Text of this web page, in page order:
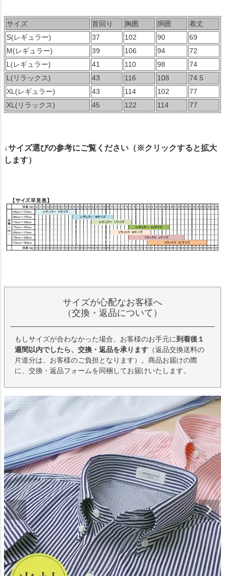
サイズ 首回り 胸囲 胴囲
着丈
S(レギュラー)
37 102 90
69
M(レギュラー)
39 106 94
72
L(レギュラー)
41 110 98
74
L(リラックス)
43 116 108
74.5
XL(レギュラー)
43 114 102
77
XL(リラックス)
45 122 114 77
↓サイズ選びの参考にご覧ください（※クリックすると拡大
します）
サイズが心配なお客様へ
（交換・返品について）
もしサイズが合わなかった場合、お客様のお手元に到着後１
週間以内でしたら、交換・返品を承ります （返品交換送料の
片道分は、お客様のご負担となります）。商品お届けの際
に、交換・返品フォームを同梱してお届けいたします。